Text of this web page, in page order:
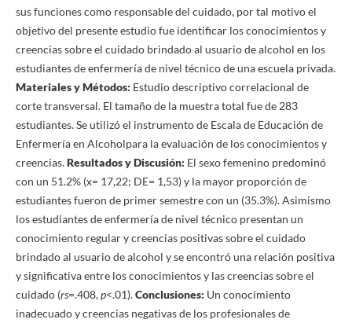
sus funciones como responsable del cuidado, por tal motivo el
objetivo del presente estudio fue identificar los conocimientos y
creencias sobre el cuidado brindado al usuario de alcohol en los
estudiantes de enfermería de nivel técnico de una escuela privada.
Materiales y Métodos: Estudio descriptivo correlacional de
corte transversal. El tamaño de la muestra total fue de 283
estudiantes. Se utilizó el instrumento de Escala de Educación de
Enfermería en Alcoholpara la evaluación de los conocimientos y
creencias.Resultados y Discusión: El sexo femenino predominó
con un 51.2% (x= 17,22; DE= 1,53) y la mayor proporción de
estudiantes fueron de primer semestre con un (35.3%). Asimismo
los estudiantes de enfermería de nivel técnico presentan un
conocimiento regular y creencias positivas sobre el cuidado
brindado al usuario de alcohol y se encontró una relación positiva
y significativa entre los conocimientos y las creencias sobre el
cuidado (rs=.408,p<.01).Conclusiones: Un conocimiento
inadecuado y creencias negativas de los profesionales de